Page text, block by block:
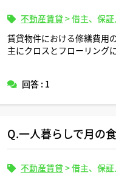
不動産賃貸 >借主、保
賃貸物件における修繕費用
主にクロスとフローリング
回答 : 1
Q.一人暮らしで月の
不動産賃貸 >借主、保